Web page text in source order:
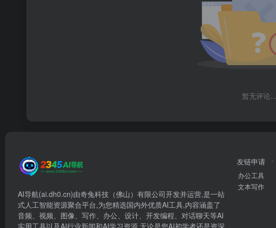
暂无评论...
AI导航(ai.dh0.cn)由奇兔科技（佛山）有限公司开发并运营,是一站
式人工智能资源聚合平台,为您精选国内外优质AI工具,内容涵盖了
音频、视频、图像、写作、办公、设计、开发编程、对话聊天等AI
实用工具以及AI行业新闻和AI学习资源,无论是您AI初学者还是资深
友链申请
办公工具
文本写作